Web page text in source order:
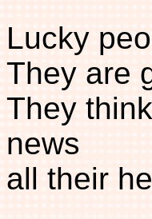
Lucky
They are
They
news
all their